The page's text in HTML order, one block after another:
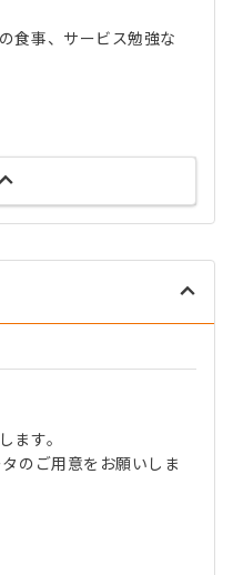
食事、サービス勉強な
ます。
のご用意をお願いしま